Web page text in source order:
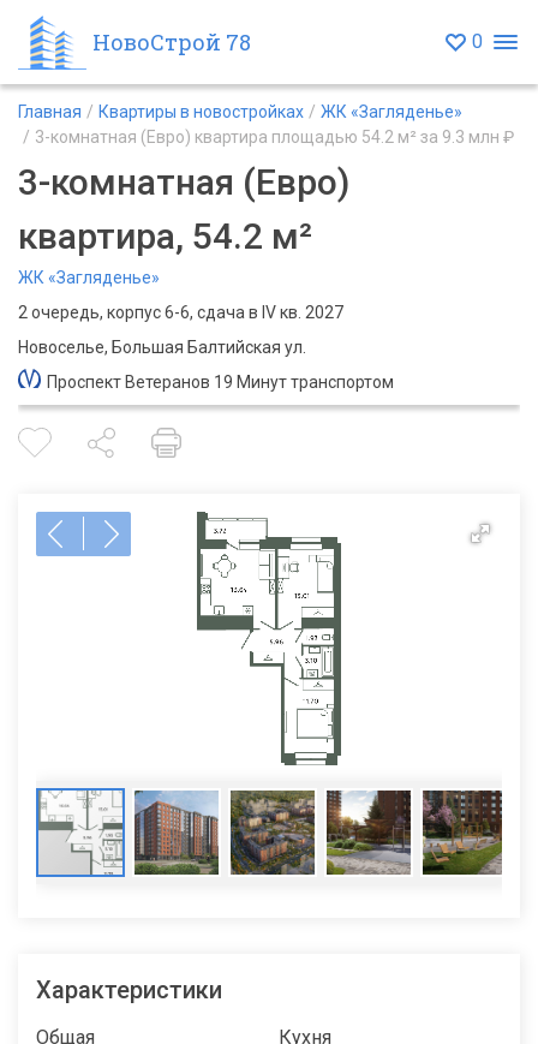
НовоСтрой 78 0
Главная Квартиры в новостройках
ЖК «Загляденье»
3-комнатная (Евро) квартира площадью 54.2 м² за 9.3 млн ₽
3-комнатная (Евро)
квартира, 54.2 м²
ЖК «Загляденье»
2 очередь, корпус 6-6, сдача в IV кв. 2027
Новоселье, Большая Балтийская ул.
Проспект Ветеранов 19 Минут транспортом
Характеристики
Общая Кухня